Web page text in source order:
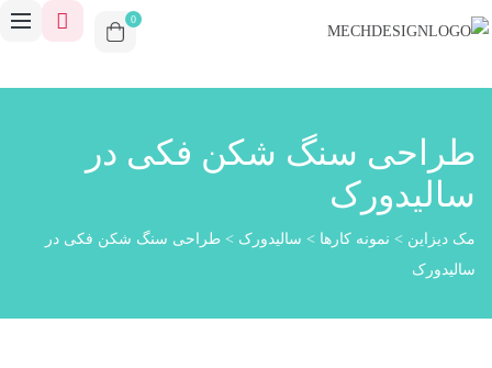
0
طراحی سنگ شکن فکی در
سالیدورک
مک دیزاین > نمونه کارها > سالیدورک > طراحی سنگ شکن فکی در
سالیدورک